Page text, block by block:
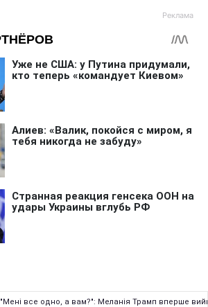
"Мені все одно, а вам?": Меланія Трамп вперше